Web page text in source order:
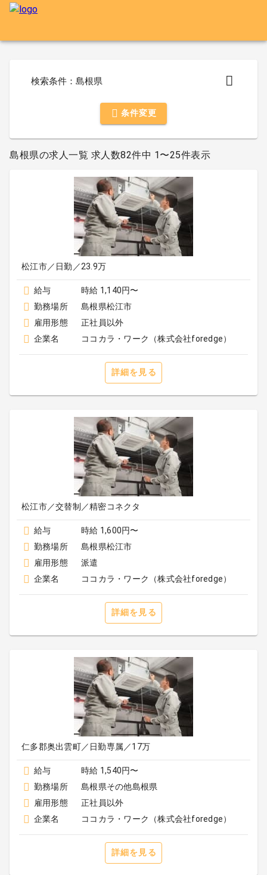
検索条件：島根県
条件変更
島根県の求人一覧 求人数82件中 1〜25件表示
松江市／日勤／23.9万
給与
時給 1,140円〜
勤務場所
島根県松江市
雇用形態
正社員以外
企業名
ココカラ・ワーク（株式会社foredge）
詳細を見る
松江市／交替制／精密コネクタ
給与
時給 1,600円〜
勤務場所
島根県松江市
雇用形態
派遣
企業名
ココカラ・ワーク（株式会社foredge）
詳細を見る
仁多郡奥出雲町／日勤専属／17万
給与
時給 1,540円〜
勤務場所
島根県その他島根県
雇用形態
正社員以外
企業名
ココカラ・ワーク（株式会社foredge）
詳細を見る